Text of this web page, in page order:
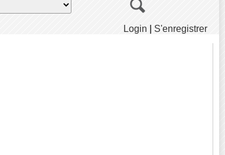
Login S'enregistrer